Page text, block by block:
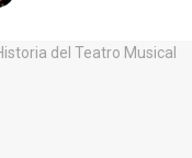
04:00 05:00 06:00